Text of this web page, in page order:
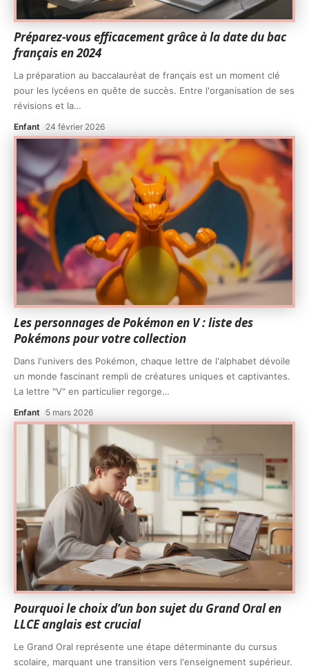
Préparez-vous efficacement grâce à la date du bac
français en 2024
La préparation au baccalauréat de français est un moment clé
pour les lycéens en quête de succès. Entre l'organisation de ses
révisions et la…
Enfant 24 février 2026
Les personnages de Pokémon en V : liste des
Pokémons pour votre collection
Dans l'univers des Pokémon, chaque lettre de l'alphabet dévoile
un monde fascinant rempli de créatures uniques et captivantes.
La lettre "V" en particulier regorge…
Enfant 5 mars 2026
Pourquoi le choix d’un bon sujet du Grand Oral en
LLCE anglais est crucial
Le Grand Oral représente une étape déterminante du cursus
scolaire, marquant une transition vers l'enseignement supérieur.